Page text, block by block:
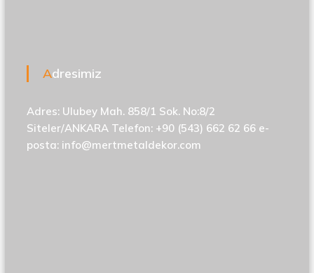
Adresimiz
Adres: Ulubey Mah. 858/1 Sok. No:8/2
Siteler/ANKARA Telefon: +90 (543) 662 62 66 e-
posta: info@mertmetaldekor.com